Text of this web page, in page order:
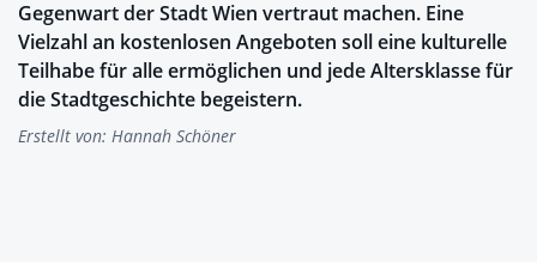
Gegenwart der Stadt Wien vertraut machen. Eine
Vielzahl an kostenlosen Angeboten soll eine kulturelle
Teilhabe für alle ermöglichen und jede Altersklasse für
die Stadtgeschichte begeistern.
Erstellt von: Hannah Schöner